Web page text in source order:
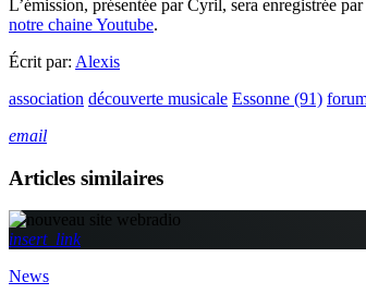
L’émission, présentée par Cyril, sera enregistrée
notre chaine Youtube.
Écrit par: Alexis
association découverte musicale Essonne (91)
email
Articles similaires
insert_link
News